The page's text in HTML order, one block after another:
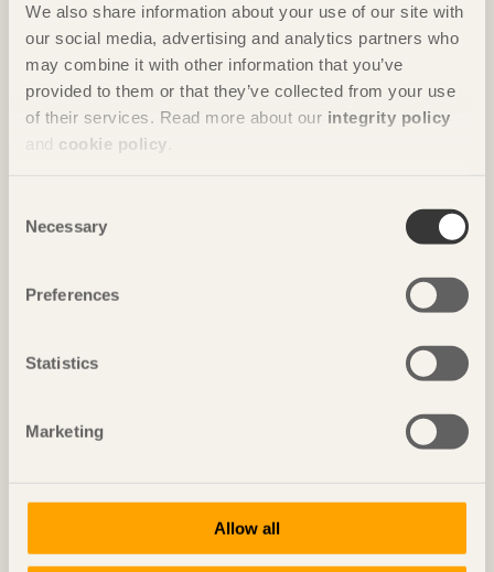
We also share information about your use of our site with
our social media, advertising and analytics partners who
may combine it with other information that you’ve
provided to them or that they’ve collected from your use
of their services. Read more about our integrity policy
and cookie policy
Selection
Necessary
Preferences
Statistics
Marketing
Allow all
Målsättningen var klar från början. Varje
familjemedlem får genom sitt boende maximalt
släppa ut 1 ton koldioxid per år. Möt en byggnad